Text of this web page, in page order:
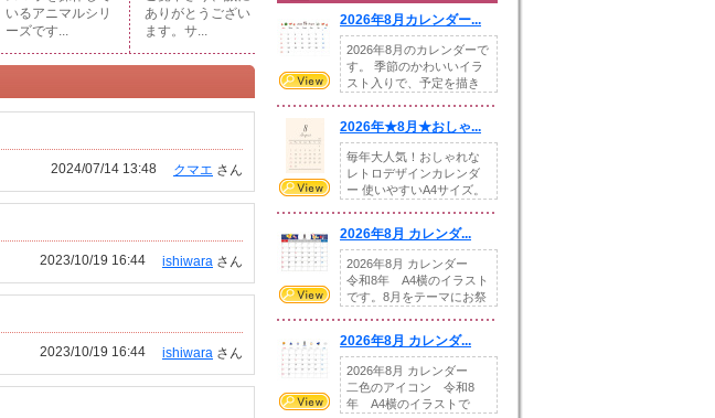
いるアニマルシリ
ーズです...
ありがとうござい
ます。サ...
クマエ さん
2024/07/14 13:48
ishiwara さん
2023/10/19 16:44
ishiwara さん
2023/10/19 16:44
2026年8月カレンダー...
2026年8月のカレンダーで
す。 季節のかわいいイラ
スト入りで、予定を描き
2026年★8月★おしゃ...
毎年大人気！おしゃれな
レトロデザインカレンダ
ー 使いやすいA4サイズ。
2026年8月 カレンダ...
2026年8月 カレンダー
令和8年 A4横のイラスト
です。8月をテーマにお祭
2026年8月 カレンダ...
2026年8月 カレンダー
二色のアイコン 令和8
年 A4横のイラストで